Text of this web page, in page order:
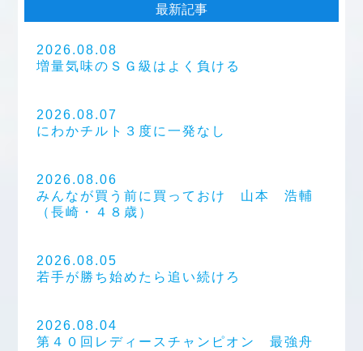
最新記事
2026.08.08
増量気味のＳＧ級はよく負ける
2026.08.07
にわかチルト３度に一発なし
2026.08.06
みんなが買う前に買っておけ 山本 浩輔
（長崎・４８歳）
2026.08.05
若手が勝ち始めたら追い続けろ
2026.08.04
第４０回レディースチャンピオン 最強舟